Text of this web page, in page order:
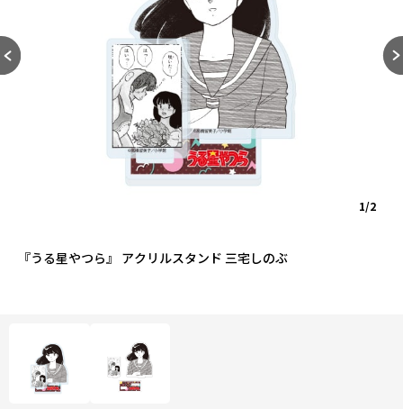
『うる星やつら』 アクリルスタンド 三宅しのぶ
1/2